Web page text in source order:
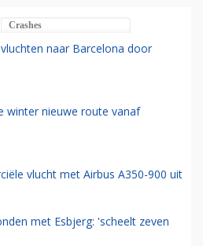
Crashes
naar Barcelona door
winter nieuwe route vanaf
vlucht met Airbus A350-900 uit
met Esbjerg: 'scheelt zeven